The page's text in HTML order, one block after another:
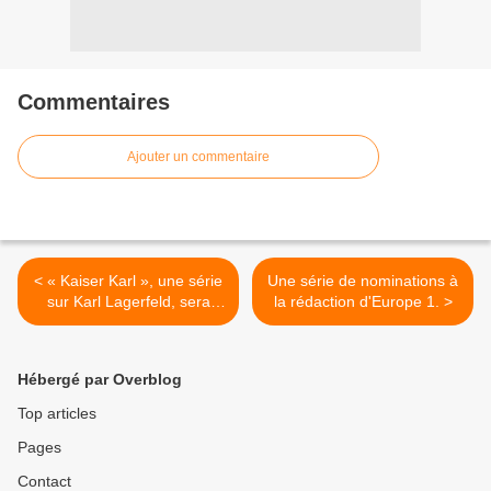
Commentaires
Ajouter un commentaire
< « Kaiser Karl », une série
sur Karl Lagerfeld, sera
proposée prochainement
Une série de nominations à
la rédaction d'Europe 1. >
Hébergé par Overblog
Top articles
Pages
Contact